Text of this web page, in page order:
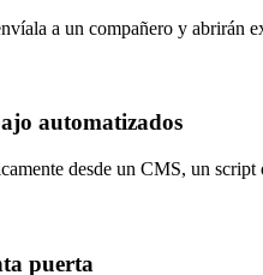
a un compañero y abrirán
automatizados
desde un CMS, un
puerta